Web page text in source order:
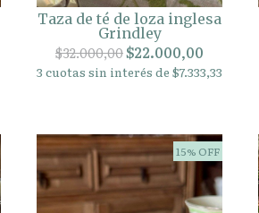
Taza de té de loza inglesa
Grindley
$32.000,00$22.000,00
3 cuotas sin interés de $7.333,33
15% OFF